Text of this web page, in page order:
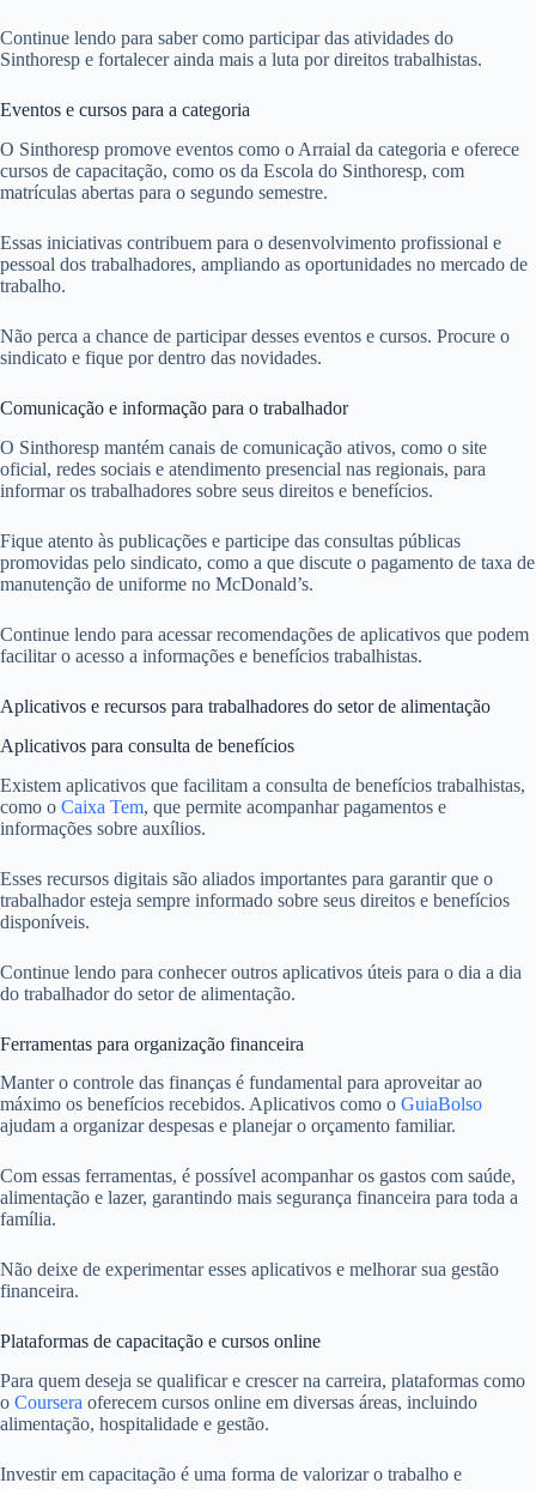
Continue lendo para saber como participar das atividades do
Sinthoresp e fortalecer ainda mais a luta por direitos trabalhistas.
Eventos e cursos para a categoria
O Sinthoresp promove eventos como o Arraial da categoria e oferece
cursos de capacitação, como os da Escola do Sinthoresp, com
matrículas abertas para o segundo semestre.
Essas iniciativas contribuem para o desenvolvimento profissional e
pessoal dos trabalhadores, ampliando as oportunidades no mercado de
trabalho.
Não perca a chance de participar desses eventos e cursos. Procure o
sindicato e fique por dentro das novidades.
Comunicação e informação para o trabalhador
O Sinthoresp mantém canais de comunicação ativos, como o site
oficial, redes sociais e atendimento presencial nas regionais, para
informar os trabalhadores sobre seus direitos e benefícios.
Fique atento às publicações e participe das consultas públicas
promovidas pelo sindicato, como a que discute o pagamento de taxa de
manutenção de uniforme no McDonald’s.
Continue lendo para acessar recomendações de aplicativos que podem
facilitar o acesso a informações e benefícios trabalhistas.
Aplicativos e recursos para trabalhadores do setor de alimentação
Aplicativos para consulta de benefícios
Existem aplicativos que facilitam a consulta de benefícios trabalhistas,
como o Caixa Tem, que permite acompanhar pagamentos e
informações sobre auxílios.
Esses recursos digitais são aliados importantes para garantir que o
trabalhador esteja sempre informado sobre seus direitos e benefícios
disponíveis.
Continue lendo para conhecer outros aplicativos úteis para o dia a dia
do trabalhador do setor de alimentação.
Ferramentas para organização financeira
Manter o controle das finanças é fundamental para aproveitar ao
máximo os benefícios recebidos. Aplicativos como o GuiaBolso
ajudam a organizar despesas e planejar o orçamento familiar.
Com essas ferramentas, é possível acompanhar os gastos com saúde,
alimentação e lazer, garantindo mais segurança financeira para toda a
família.
Não deixe de experimentar esses aplicativos e melhorar sua gestão
financeira.
Plataformas de capacitação e cursos online
Para quem deseja se qualificar e crescer na carreira, plataformas como
o Coursera oferecem cursos online em diversas áreas, incluindo
alimentação, hospitalidade e gestão.
Investir em capacitação é uma forma de valorizar o trabalho e